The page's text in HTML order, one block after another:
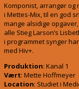
Komponist, arrangør
i Mettes-Mix, til en god
mange alsidige
alle Stieg Larson’s
i programmet synger
med Hiv+.
Produktion: Kanal 1
Vært: Mette Hoffmeyer
Location: Studiet i